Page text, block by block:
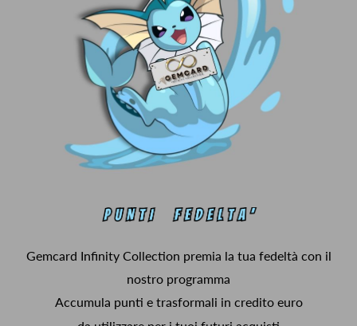
Gemcard Infinity Collection premia la tua fedeltà con il
nostro programma
Accumula punti e trasformali in credito euro